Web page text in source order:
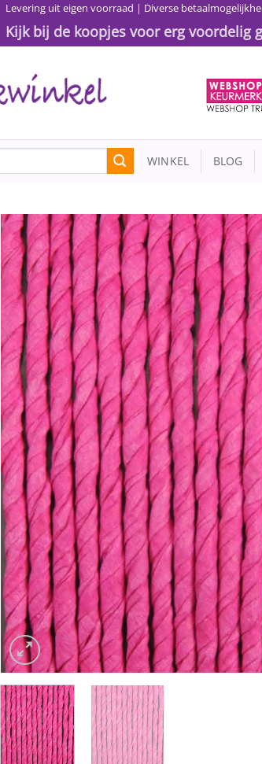
Levering uit eigen voorraad | Diverse
Kijk bij de koopjes voor erg voordelig
WINKEL BLOG